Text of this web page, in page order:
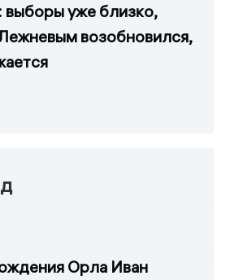
уже близко,
возобновился,
Орла Иван